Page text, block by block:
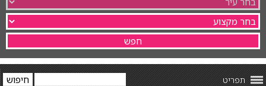
תפריט